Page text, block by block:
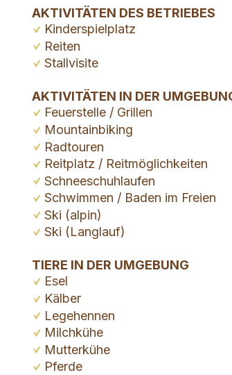
AKTIVITÄTEN DES BETRIEBES
Kinderspielplatz
Reiten
Stallvisite
AKTIVITÄTEN IN DER
Feuerstelle / Grillen
Mountainbiking
Radtouren
Reitplatz / Reitmöglichkeiten
Schneeschuhlaufen
Schwimmen / Baden im Freien
Ski (alpin)
Ski (Langlauf)
TIERE IN DER UMGEBUNG
Esel
Kälber
Legehennen
Milchkühe
Mutterkühe
Pferde